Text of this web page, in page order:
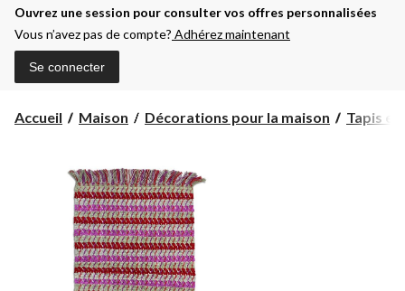
Ouvrez une session pour consulter vos offres personnalisées
Vous n’avez pas de compte? Adhérez maintenant
Se connecter
Accueil Maison Décorations pour la maison Tapis et